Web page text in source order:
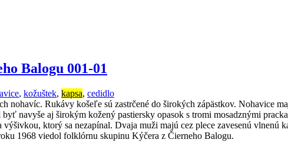
Balogu 001-01
, kožuštek, kapsa, cedidlo
nohavíc. Rukávy košeľe sú zastrčené do širokých zápästkov. Nohavice
navyše aj širokým kožený pastiersky opasok s tromi mosadznými
ktorý sa nezapínal. Dvaja muži majú cez plece zavesenú
1968 viedol folklórnu skupinu Kýčera z Čierneho Balogu.